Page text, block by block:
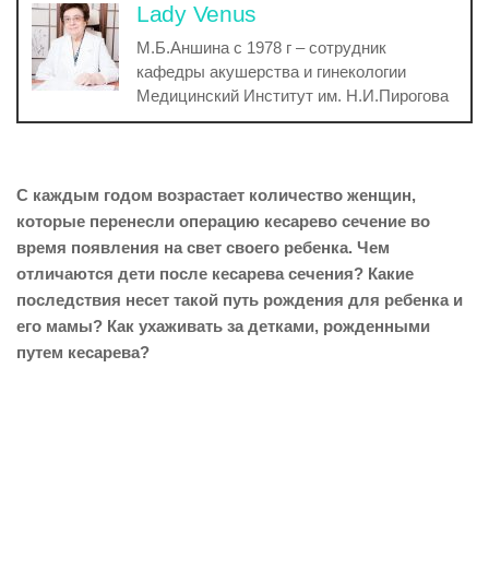
Lady Venus
М.Б.Аншина с 1978 г – сотрудник
кафедры акушерства и гинекологии
Медицинский Институт им. Н.И.Пирогова
С каждым годом возрастает количество женщин,
которые перенесли операцию кесарево сечение во
время появления на свет своего ребенка. Чем
отличаются дети после кесарева сечения? Какие
последствия несет такой путь рождения для ребенка и
его мамы? Как ухаживать за детками, рожденными
путем кесарева?